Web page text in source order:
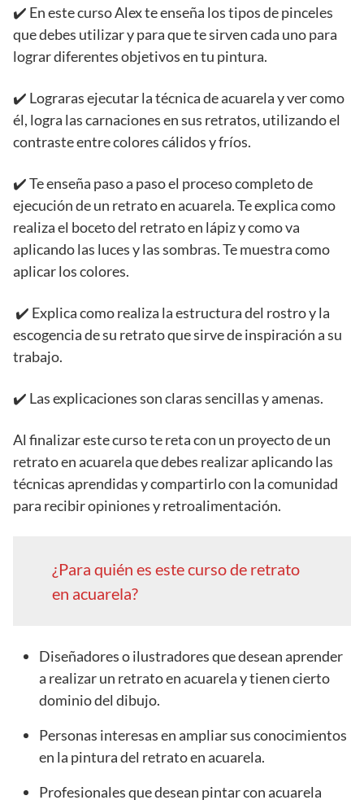
✔️ En este curso Alex te enseña los tipos de pinceles
que debes utilizar y para que te sirven cada uno para
lograr diferentes objetivos en tu pintura.
✔️ Lograras ejecutar la técnica de acuarela y ver como
él, logra las carnaciones en sus retratos, utilizando el
contraste entre colores cálidos y fríos.
✔️ Te enseña paso a paso el proceso completo de
ejecución de un retrato en acuarela. Te explica como
realiza el boceto del retrato en lápiz y como va
aplicando las luces y las sombras. Te muestra como
aplicar los colores.
✔️ Explica como realiza la estructura del rostro y la
escogencia de su retrato que sirve de inspiración a su
trabajo.
✔️ Las explicaciones son claras sencillas y amenas.
Al finalizar este curso te reta con un proyecto de un
retrato en acuarela que debes realizar aplicando las
técnicas aprendidas y compartirlo con la comunidad
para recibir opiniones y retroalimentación.
¿Para quién es este curso de retrato
en acuarela?
Diseñadores o ilustradores que desean aprender
a realizar un retrato en acuarela y tienen cierto
dominio del dibujo.
Personas interesas en ampliar sus conocimientos
en la pintura del retrato en acuarela.
Profesionales que desean pintar con acuarela